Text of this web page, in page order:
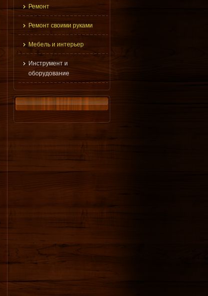
Ремонт
Ремонт своими руками
Мебель и интерьер
Инструмент и
оборудование